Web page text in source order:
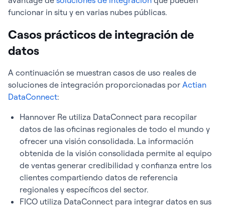
funcionar in situ y en varias nubes públicas.
Casos prácticos de integración de
datos
A continuación se muestran casos de uso reales de
soluciones de integración proporcionadas por Actian
DataConnect:
Hannover Re utiliza DataConnect para recopilar
datos de las oficinas regionales de todo el mundo y
ofrecer una visión consolidada. La información
obtenida de la visión consolidada permite al equipo
de ventas generar credibilidad y confianza entre los
clientes compartiendo datos de referencia
regionales y específicos del sector.
FICO utiliza DataConnect para integrar datos en sus